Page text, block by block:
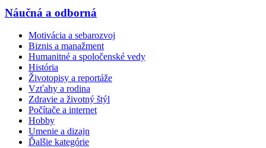
Náučná a odborná
Motivácia a sebarozvoj
Biznis a manažment
Humanitné a spoločenské vedy
História
Životopisy a reportáže
Vzťahy a rodina
Zdravie a životný štýl
Počítače a internet
Hobby
Umenie a dizajn
Ďalšie kategórie